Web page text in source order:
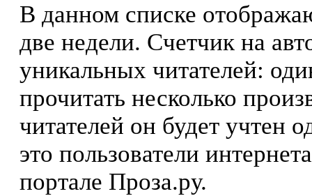
В данном списке
две недели. Счетчик на
уникальных читателей:
прочитать несколько
читателей он будет учтен
это пользователи
портале Проза.ру.